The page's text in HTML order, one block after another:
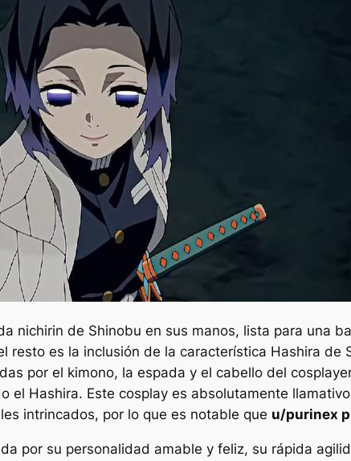
nichirin de Shinobu en sus manos, lista para una
resto es la inclusión de la característica Hashira de
por el kimono, la espada y el cabello del
el Hashira. Este cosplay es absolutamente
intrincados, por lo que es notable que u/purinex
por su personalidad amable y feliz, su rápida